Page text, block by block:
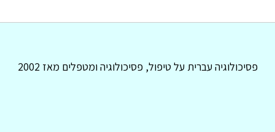
פסיכולוגיה עברית על טיפול, פסיכולוגיה ומטפלים מאז 2002